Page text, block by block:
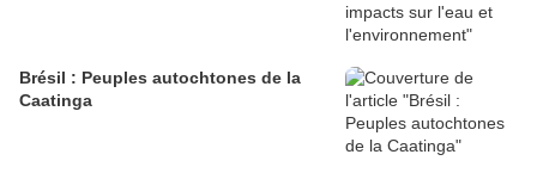
Brésil : Peuples autochtones de la
Caatinga